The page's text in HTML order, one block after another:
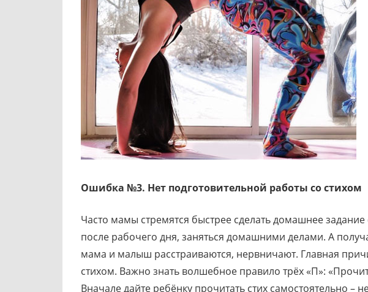
Ошибка №3. Нет подготовительной работы со стихом
Часто мамы стремятся быстрее сделать домашнее
после рабочего дня, заняться домашними делами. А
мама и малыш расстраиваются, нервничают. Главная
стихом. Важно знать волшебное правило трёх «П»:
Вначале дайте ребёнку прочитать стих самостоятельно –